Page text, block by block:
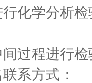
化学分析
过程进行
系方式：